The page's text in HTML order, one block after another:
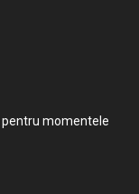
pentru momentele